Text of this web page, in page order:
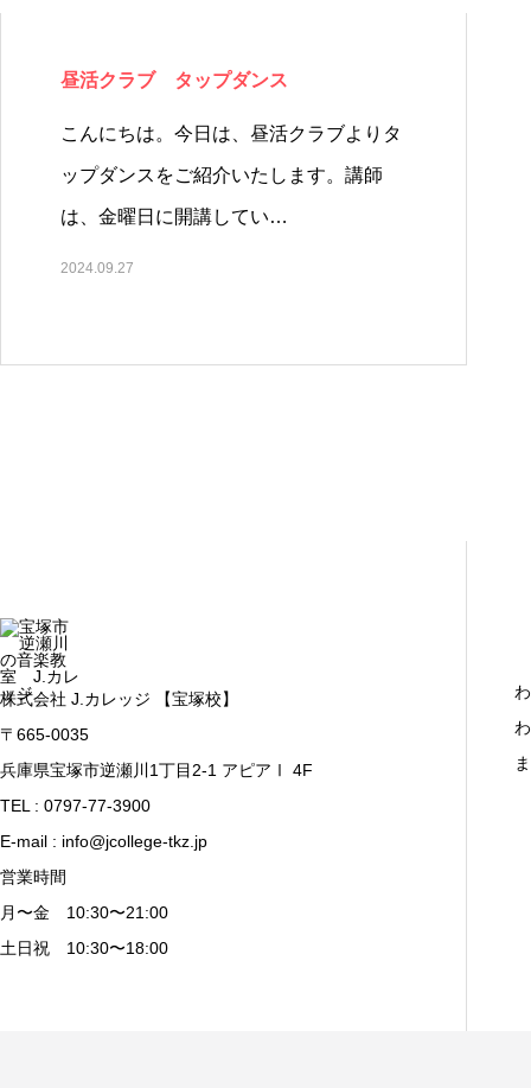
昼活クラブ タップダンス
こんにちは。今日は、昼活クラブよりタ
ップダンスをご紹介いたします。講師
は、金曜日に開講してい…
2024.09.27
株式会社 J.カレッジ 【宝塚校】
〒665-0035
兵庫県宝塚市逆瀬川1丁目2-1 アピアⅠ 4F
TEL : 0797-77-3900
E-mail : info@jcollege-tkz.jp
営業時間
月〜金 10:30〜21:00
土日祝 10:30〜18:00